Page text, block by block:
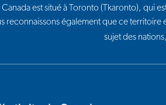
Canada est situé à Toronto (Tkaronto), qui
reconnaissons également que ce territoire
sujet des